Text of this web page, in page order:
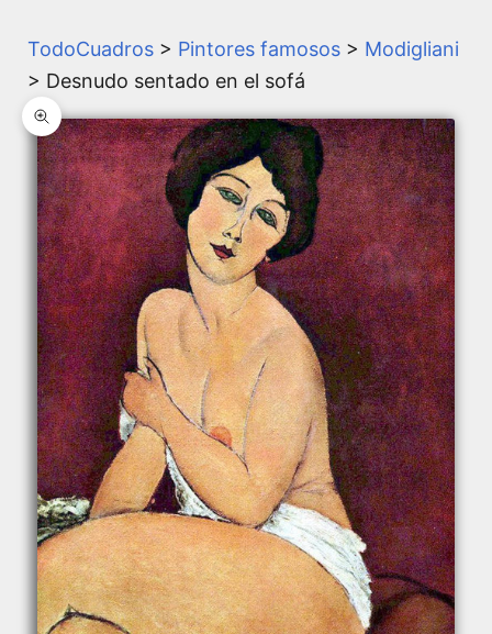
TodoCuadros > Pintores famosos > Modigliani
> Desnudo sentado en el sofá
Zoom